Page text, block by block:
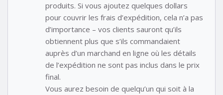
produits. Si vous ajoutez quelques dollars
pour couvrir les frais d’expédition, cela n’a pas
d’importance – vos clients sauront qu’ils
obtiennent plus que s’ils commandaient
auprès d’un marchand en ligne où les détails
de l’expédition ne sont pas inclus dans le prix
final.
Vous aurez besoin de quelqu’un qui soit à la